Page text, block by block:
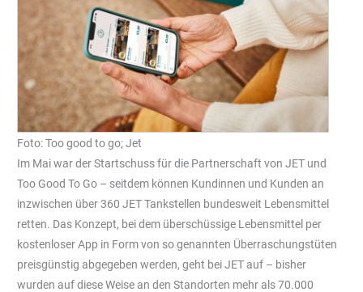
Foto: Too good to go; Jet
Im Mai war der Startschuss für die Partnerschaft von JET und
Too Good To Go – seitdem können Kundinnen und Kunden an
inzwischen über 360 JET Tankstellen bundesweit Lebensmittel
retten. Das Konzept, bei dem überschüssige Lebensmittel per
kostenloser App in Form von so genannten Überraschungstüten
preisgünstig abgegeben werden, geht bei JET auf – bisher
wurden auf diese Weise an den Standorten mehr als 70.000